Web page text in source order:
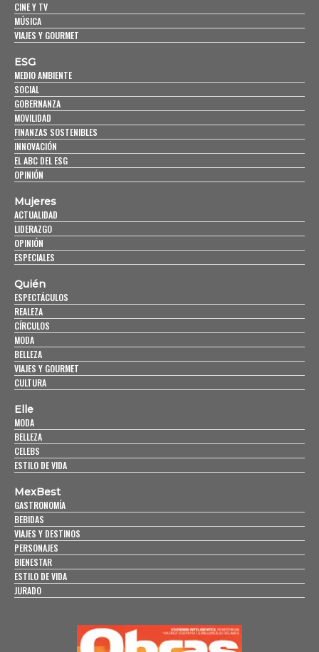
CINE Y TV
MÚSICA
VIAJES Y GOURMET
ESG
MEDIO AMBIENTE
SOCIAL
GOBERNANZA
MOVILIDAD
FINANZAS SOSTENIBLES
INNOVACIÓN
EL ABC DEL ESG
OPINIÓN
Mujeres
ACTUALIDAD
LIDERAZGO
OPINIÓN
ESPECIALES
Quién
ESPECTÁCULOS
REALEZA
CÍRCULOS
MODA
BELLEZA
VIAJES Y GOURMET
CULTURA
Elle
MODA
BELLEZA
CELEBS
ESTILO DE VIDA
MexBest
GASTRONOMÍA
BEBIDAS
VIAJES Y DESTINOS
PERSONAJES
BIENESTAR
ESTILO DE VIDA
JURADO